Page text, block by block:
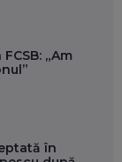
„Am
în